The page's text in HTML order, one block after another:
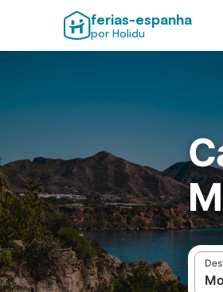
ferias-espanha
por Holidu